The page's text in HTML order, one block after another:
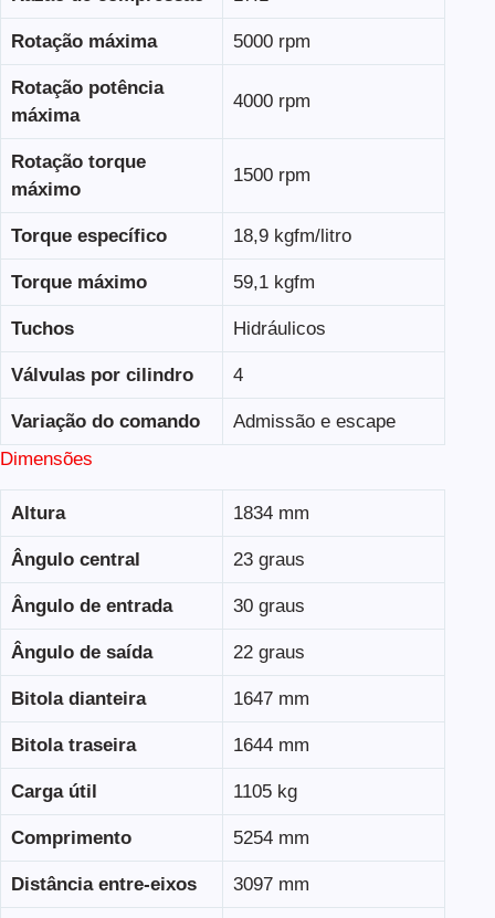
Rotação máxima 5000 rpm
Rotação potência
máxima
4000 rpm
Rotação torque
máximo
1500 rpm
Torque específico 18,9 kgfm/litro
Torque máximo 59,1 kgfm
Tuchos Hidráulicos
Válvulas por cilindro 4
Variação do comando
Admissão e escape
Dimensões
Altura 1834 mm
Ângulo central 23 graus
Ângulo de entrada 30 graus
Ângulo de saída 22 graus
Bitola dianteira 1647 mm
Bitola traseira 1644 mm
Carga útil 1105 kg
Comprimento 5254 mm
Distância entre-eixos 3097 mm